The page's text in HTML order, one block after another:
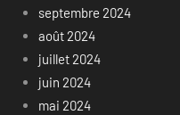
septembre 2024
août 2024
juillet 2024
juin 2024
mai 2024